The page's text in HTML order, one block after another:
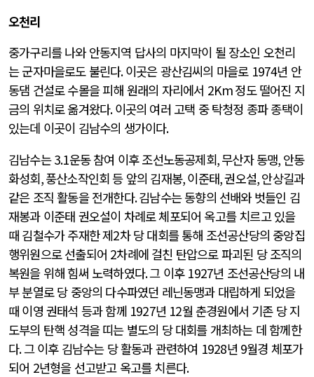
오천리
중가구리를 나와 안동지역 답사의 마지막이 될 장소인 오천리
는 군자마을로도 불린다.이곳은 광산김씨의 마을로 1974년 안
동댐 건설로 수몰을 피해 원래의 자리에서 2Km정도 떨어진 지
금의 위치로 옮겨왔다.이곳의 여러 고택 중 탁청정 종파 종택이
있는데 이곳이 김남수의 생가이다.
김남수는3.1운동 참여 이후 조선노동공제회,무산자 동맹, 안동
화성회,풍산소작인회 등 앞의 김재봉,이준태,권오설,안상길과
같은 조직 활동을 전개한다.김남수는 동향의 선배와 벗들인 김
재봉과 이준태 권오설이 차례로 체포되어 옥고를 치르고 있을
때 김철수가 주재한 제2차 당 대회를 통해 조선공산당의 중앙집
행위원으로 선출되어 2차례에 걸친 탄압으로 파괴된 당 조직의
복원을 위해 힘써 노력하였다.그 이후 1927년 조선공산당의 내
부 분열로 당 중앙의 다수파였던 레닌동맹과 대립하게 되었을
때 이영 권태석 등과 함께 1927년 12월 춘경원에서 기존 당 지
도부의 탄핵 성격을 띠는 별도의 당 대회를 개최하는 데 함께한
다.그 이후 김남수는 당 활동과 관련하여 1928년 9월경 체포가
되어 2년형을 선고받고 옥고를 치른다.